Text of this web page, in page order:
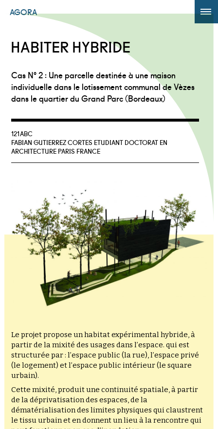
AGORA
AGORA +
Powered by Translate
HABITER HYBRIDE
Cas N° 2 : Une parcelle destinée à une maison
individuelle dans le lotissement communal de Vèzes
dans le quartier du Grand Parc (Bordeaux)
121ABC
FABIAN GUTIERREZ CORTES ETUDIANT DOCTORAT EN
ARCHITECTURE PARIS FRANCE
Le projet propose un habitat expérimental hybride, à
partir de la mixité des usages dans l’espace. qui est
structurée par : l’espace public (la rue), l’espace privé
(le logement) et l’espace public intérieur (le square
urbain).
Cette mixité, produit une continuité spatiale, à partir
de la déprivatisation des espaces, de la
dématérialisation des limites physiques qui claustrent
le tissu urbain et en donnent un lieu à la rencontre qui